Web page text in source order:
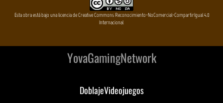
Esta obra está bajo una licencia de Creative Commons Reconocimiento-NoComercial-CompartirIgual 4.0
Internacional
YovaGamingNetwork
DoblajeVideojuegos